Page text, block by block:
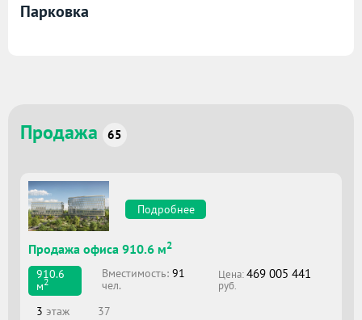
Парковка
Продажа 65
Подробнее
Продажа офиса 910.6 м2
910.6
м2
Вместимоcть: 91
чел.
Цена:469 005 441
руб.
3 этаж 37